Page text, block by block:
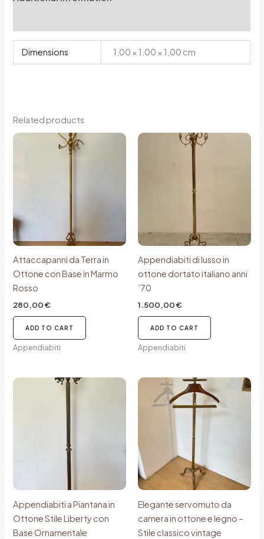
Dimensions 1,00 × 1,00 × 1,00 cm
Related products
Attaccapanni da Terra in
Ottone con Base in Marmo
Rosso
280,00€
ADD TO CART
Appendiabiti
Appendiabiti di lusso in
ottone dortato italiano anni
’70
1.500,00€
ADD TO CART
Appendiabiti
Appendiabiti a Piantana in
Ottone Stile Liberty con
Base Ornamentale
Elegante servomuto da
camera in ottone e legno –
Stile classico vintage